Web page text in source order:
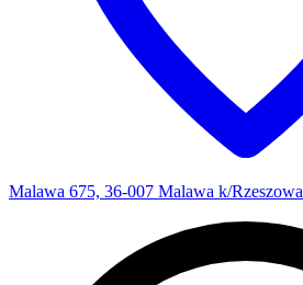
Malawa 675, 36-007 Malawa k/Rzeszowa